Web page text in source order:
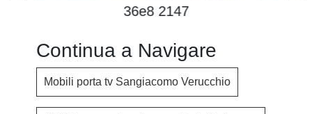
36e8 2147
Continua a Navigare
Mobili porta tv Sangiacomo Verucchio